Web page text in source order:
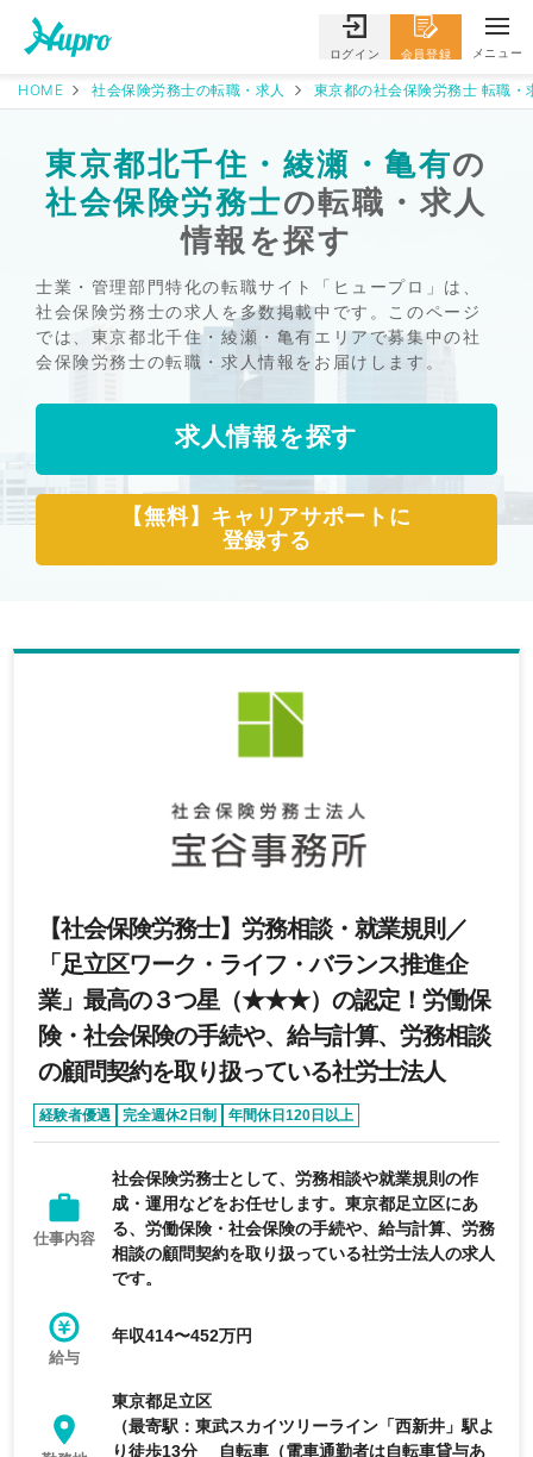
ログイン 会員登録 メニュー
HOME 社会保険労務士の転職・求人 東京都の社会保険労務士 転職・
東京都北千住・綾瀬・亀有の
社会保険労務士の転職・求人
情報を探す
士業・管理部門特化の転職サイト「ヒュープロ」は、
社会保険労務士の求人を多数掲載中です。このページ
では、東京都北千住・綾瀬・亀有エリアで募集中の社
会保険労務士の転職・求人情報をお届けします。
求人情報を探す
【無料】キャリアサポートに
登録する
【社会保険労務士】労務相談・就業規則／
「足立区ワーク・ライフ・バランス推進企
業」最高の３つ星（★★★）の認定！労働保
険・社会保険の手続や、給与計算、労務相談
の顧問契約を取り扱っている社労士法人
経験者優遇 完全週休2日制 年間休日120日以上
仕事内容
社会保険労務士として、労務相談や就業規則の作
成・運用などをお任せします。東京都足立区にあ
る、労働保険・社会保険の手続や、給与計算、労務
相談の顧問契約を取り扱っている社労士法人の求人
です。
給与
年収414〜452万円
東京都足立区
（最寄駅：東武スカイツリーライン「西新井」駅よ
り徒歩13分 自転車（電車通勤者は自転車貸与あ